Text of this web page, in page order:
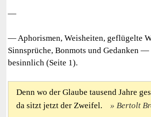
—
— Aphorismen, Weisheiten, geflügelte
Sinnsprüche, Bonmots und Gedanken —
besinnlich (Seite 1).
Denn wo der Glaube tausend Jahre
da sitzt jetzt der Zweifel.
Bertolt